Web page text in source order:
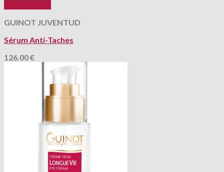
GUINOT JUVENTUD
Sérum Anti-Taches
126.00€